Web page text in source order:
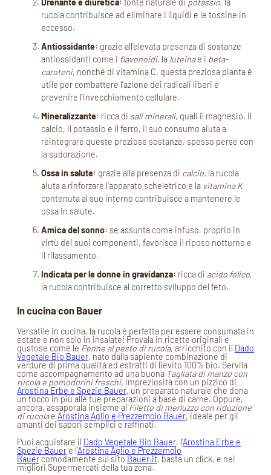
Drenante e diuretica: fonte naturale di potassio, la
rucola contribuisce ad eliminare i liquidi e le tossine in
eccesso.
Antiossidante: grazie all’elevata presenza di sostanze
antiossidanti come i flavonoidi, la luteinae i beta-
caroteni, nonché di vitamina C, questa preziosa pianta è
utile per combattere l’azione dei radicali liberi e
prevenire l’invecchiamento cellulare.
Mineralizzante: ricca di sali minerali, quali il magnesio, il
calcio, il potassio e il ferro, il suo consumo aiuta a
reintegrare queste preziose sostanze, spesso perse con
la sudorazione.
Ossa in salute: grazie alla presenza di calcio, la rucola
aiuta a rinforzare l’apparato scheletrico e la vitamina K
contenuta al suo interno contribuisce a mantenere le
ossa in salute.
Amica del sonno: se assunta come infuso, proprio in
virtù dei suoi componenti, favorisce il riposo notturno e
il rilassamento.
Indicata per le donne in gravidanza: ricca di acido folico,
la rucola contribuisce al corretto sviluppo del feto.
In cucina con Bauer
Versatile in cucina, la rucola è perfetta per essere consumata in
estate e non solo in insalate! Provala in ricette originali e
gustose come le Penne al pesto di rucola, arricchito con il Dado
Vegetale Bio Bauer, nato dalla sapiente combinazione di
verdure di prima qualità ed estratti di lievito 100% bio. Servila
come accompagnamento ad una buona Tagliata di manzo con
rucola e pomodorini freschi, impreziosita con un pizzico di
Arostina Erbe e Spezie Bauer, un preparato naturale che dona
un tocco in più alle tue preparazioni a base di carne. Oppure,
ancora, assaporala insieme al Filetto di merluzzo con riduzione
di rucolae Arostina Aglio e Prezzemolo Bauer, ideale per gli
amanti dei sapori semplici e raffinati.
Puoi acquistare il Dado Vegetale Bio Bauer, l’Arostina Erbe e
Spezie Bauer e l’Arostina Aglio e Prezzemolo
Bauer comodamente sul sito Bauer.it, basta un click, e nei
migliori Supermercati della tua zona.